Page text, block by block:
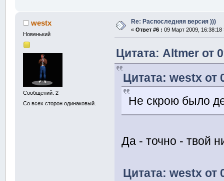
westx
Новенький
Сообщений: 2
Со всех сторон одинаковый.
Re: Распоследняя версия )))
« Ответ #6 : 09 Март 2009, 16:38:18
Цитата: Altmer от
Цитата: westx от
Не скрою было
Да - точно - твой
Цитата: westx от